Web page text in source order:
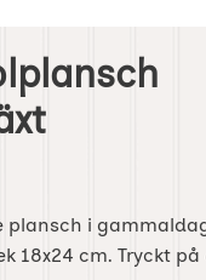
plansch i
18x24 cm. Tryckt